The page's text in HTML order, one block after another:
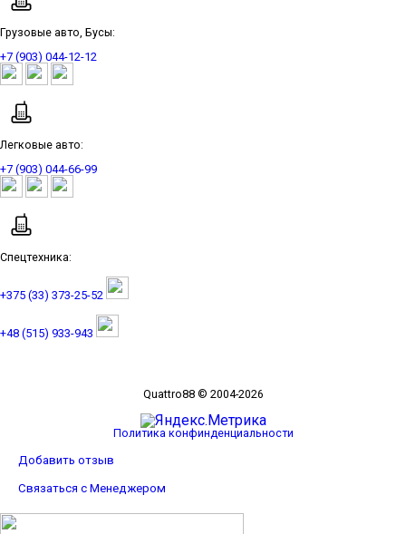
Грузовые авто, Бусы:
+7 (903) 044-12-12
Легковые авто:
+7 (903) 044-66-99
Спецтехника:
+375 (33) 373-25-52
+48 (515) 933-943
Quattro88 © 2004-2026
Политика конфинденциальности
Добавить отзыв
Связаться с Менеджером